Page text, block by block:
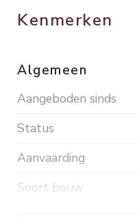
Kenmerken
Algemeen
Aangeboden sinds
Status
Aanvaarding
Soort bouw